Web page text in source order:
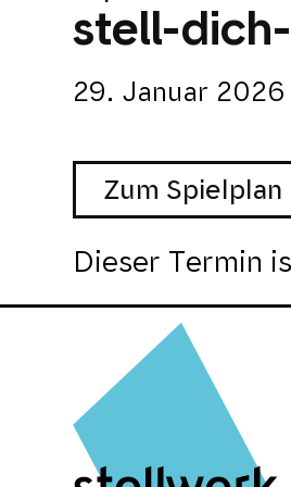
stell-
29. Januar 2026
Zum Spielplan
Dieser Termin